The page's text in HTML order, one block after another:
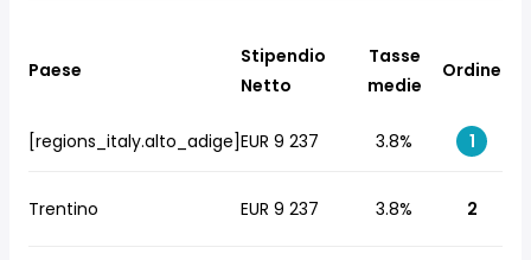
Paese
Stipendio
Netto
Tasse
medie
Ordine
[regions_italy.alto_adige]EUR 9 237 3.8% 1
Trentino EUR 9 237 3.8% 2